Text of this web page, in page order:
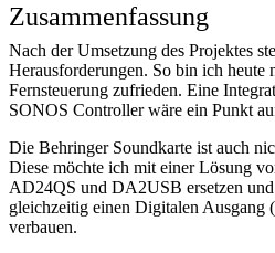
Zusammenfassung
Nach der Umsetzung des Projektes
Herausforderungen. So bin ich heute
Fernsteuerung zufrieden. Eine
SONOS Controller wäre ein Punkt
Die Behringer Soundkarte ist auch
Diese möchte ich mit einer Lösung
AD24QS und DA2USB ersetzen
gleichzeitig einen Digitalen
verbauen.